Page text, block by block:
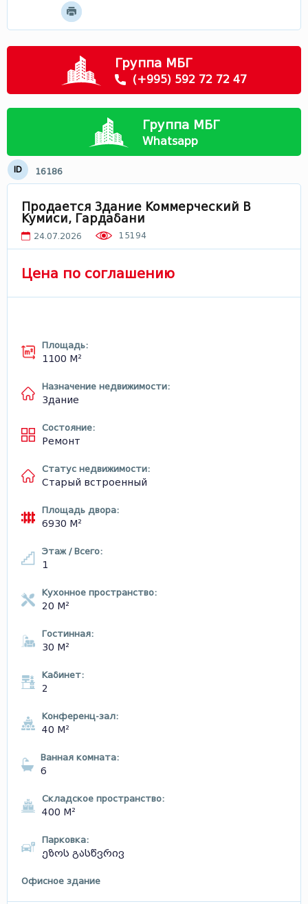
Мцхета - Мтианети
Самцхе - Джавахети
Лечхуми
Группа МБГ
(+995) 592 72 72 47
Группа МБГ
Whatsapp
ID 16186
Продается Здание Коммерческий В
Кумиси, Гардабани
24.07.2026 15194
Цена по соглашению
Площадь:
1100 М²
Назначение недвижимости:
Здание
Состояние:
Ремонт
Статус недвижимости:
Старый встроенный
Площадь двора:
6930 М²
Этаж / Всего:
1
Кухонное пространство:
20 М²
Гостинная:
30 М²
Кабинет:
2
Конференц-зал:
40 М²
Ванная комната:
6
Складское пространство:
400 М²
Парковка:
ეზოს გასწვრივ
Офисное здание